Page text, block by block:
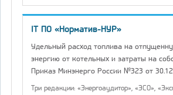
IT ПО «Норматив-НУР»
Удельный расход топлива на
энергию от котельных и затраты на
Приказ Минэнерго России №323 от
Три редакции: «Энергоаудитор», «ЭСО»,